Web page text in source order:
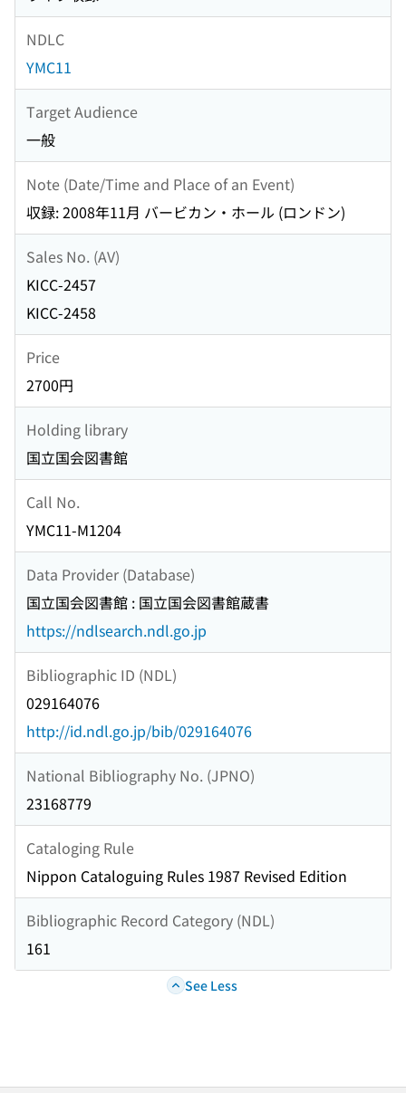
NDLC
YMC11
Target Audience
一般
Note (Date/Time and Place of an Event)
収録: 2008年11月 バービカン・ホール (ロンドン)
Sales No. (AV)
KICC-2457
KICC-2458
Price
2700円
Holding library
国立国会図書館
Call No.
YMC11-M1204
Data Provider (Database)
国立国会図書館 : 国立国会図書館蔵書
https://ndlsearch.ndl.go.jp
Bibliographic ID (NDL)
029164076
http://id.ndl.go.jp/bib/029164076
National Bibliography No. (JPNO)
23168779
Cataloging Rule
Nippon Cataloguing Rules 1987 Revised Edition
Bibliographic Record Category (NDL)
161
See Less